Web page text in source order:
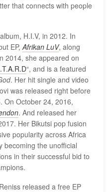
that connects with people
H.I.V, in 2012. In
EP,Afrikan LuV, along
2014, she appeared on
“, and is a featured
. Her hit single and video
was released right before
On October 24, 2016,
. And released her
Her Bikutsi pop fusion
popularity across Africa
becoming the unofficial
in their successful bid to
released a free EP